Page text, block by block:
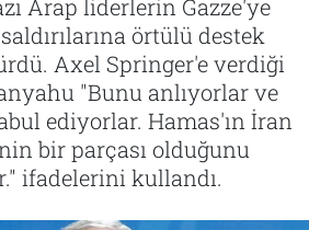
Arap liderlerin Gazze'ye
örtülü destek
Axel Springer'e verdiği
"Bunu anlıyorlar ve
ediyorlar. Hamas'ın İran
bir parçası olduğunu
ifadelerini kullandı.